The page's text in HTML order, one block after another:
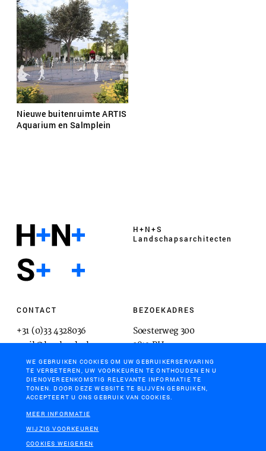
Nieuwe buitenruimte ARTIS
Aquarium en Salmplein
H+N+S
Landschaps­architecten
CONTACT
+31 (0)33 4328036
mail@hnsland.nl
BEZOEKADRES
Soesterweg 300
3812 BH
Amersfoort
POSTADRES
Postbus 1603
3800 BP
WE GEBRUIKEN COOKIES OM UW GEBRUIKERSERVARING
TE VERBETEREN, UW VOORKEUREN TE ONTHOUDEN EN U
DIENOVEREENKOMSTIG RELEVANTE INFORMATIE TE
TONEN. DOOR DEZE WEBSITE TE BLIJVEN GEBRUIKEN,
ACCEPTEERT U ONS GEBRUIK VAN COOKIES.
MEER INFORMATIE
WIJZIG VOORKEUREN
COOKIES WEIGEREN